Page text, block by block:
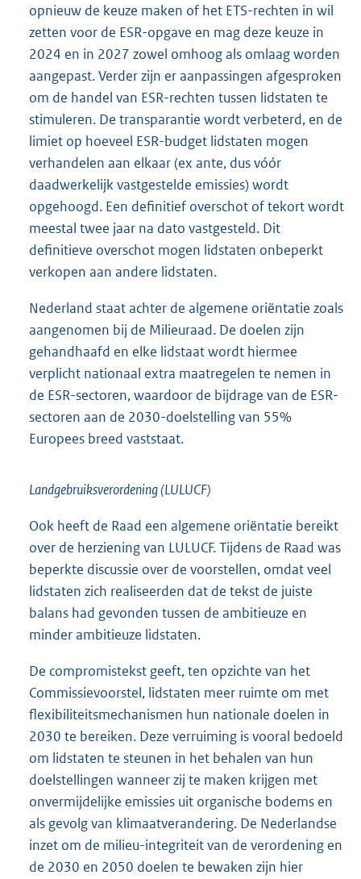
opnieuw de keuze maken of het ETS-rechten in wil
zetten voor de ESR-opgave en mag deze keuze in
2024 en in 2027 zowel omhoog als omlaag worden
aangepast. Verder zijn er aanpassingen afgesproken
om de handel van ESR-rechten tussen lidstaten te
stimuleren. De transparantie wordt verbeterd, en de
limiet op hoeveel ESR-budget lidstaten mogen
verhandelen aan elkaar (ex ante, dus vóór
daadwerkelijk vastgestelde emissies) wordt
opgehoogd. Een definitief overschot of tekort wordt
meestal twee jaar na dato vastgesteld. Dit
definitieve overschot mogen lidstaten onbeperkt
verkopen aan andere lidstaten.
Nederland staat achter de algemene oriëntatie zoals
aangenomen bij de Milieuraad. De doelen zijn
gehandhaafd en elke lidstaat wordt hiermee
verplicht nationaal extra maatregelen te nemen in
de ESR-sectoren, waardoor de bijdrage van de ESR-
sectoren aan de 2030-doelstelling van 55%
Europees breed vaststaat.
Landgebruiksverordening (LULUCF)
Ook heeft de Raad een algemene oriëntatie bereikt
over de herziening van LULUCF. Tijdens de Raad was
beperkte discussie over de voorstellen, omdat veel
lidstaten zich realiseerden dat de tekst de juiste
balans had gevonden tussen de ambitieuze en
minder ambitieuze lidstaten.
De compromistekst geeft, ten opzichte van het
Commissievoorstel, lidstaten meer ruimte om met
flexibiliteitsmechanismen hun nationale doelen in
2030 te bereiken. Deze verruiming is vooral bedoeld
om lidstaten te steunen in het behalen van hun
doelstellingen wanneer zij te maken krijgen met
onvermijdelijke emissies uit organische bodems en
als gevolg van klimaatverandering. De Nederlandse
inzet om de milieu-integriteit van de verordening en
de 2030 en 2050 doelen te bewaken zijn hier